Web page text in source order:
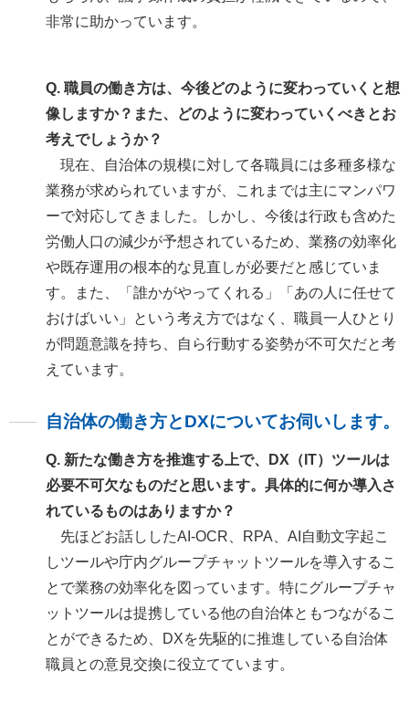
非常に助かっています。
Q. 職員の働き方は、今後どのように変わっていくと想
像しますか？また、どのように変わっていくべきとお
考えでしょうか？
現在、自治体の規模に対して各職員には多種多様な
業務が求められていますが、これまでは主にマンパワ
ーで対応してきました。しかし、今後は行政も含めた
労働人口の減少が予想されているため、業務の効率化
や既存運用の根本的な見直しが必要だと感じていま
す。また、「誰かがやってくれる」「あの人に任せて
おけばいい」という考え方ではなく、職員一人ひとり
が問題意識を持ち、自ら行動する姿勢が不可欠だと考
えています。
自治体の働き方とDXについてお伺いします。
Q. 新たな働き方を推進する上で、DX（IT）ツールは
必要不可欠なものだと思います。具体的に何か導入さ
れているものはありますか？
先ほどお話ししたAI-OCR、RPA、AI自動文字起こ
しツールや庁内グループチャットツールを導入するこ
とで業務の効率化を図っています。特にグループチャ
ットツールは提携している他の自治体ともつながるこ
とができるため、DXを先駆的に推進している自治体
職員との意見交換に役立てています。